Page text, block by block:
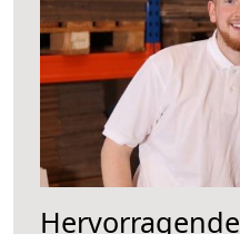
Hervorragende